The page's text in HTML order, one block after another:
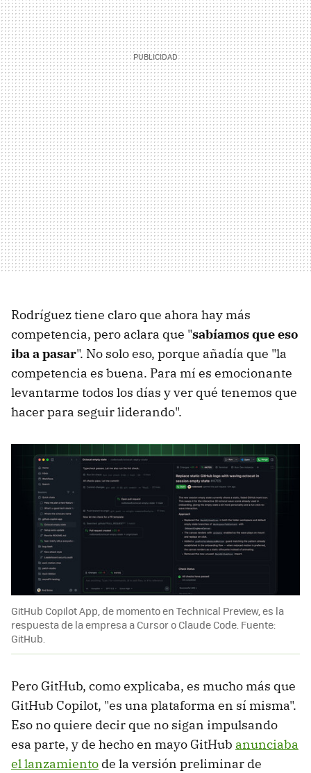
Rodríguez tiene claro que ahora hay más
competencia, pero aclara que "sabíamos que eso
iba a pasar". No solo eso, porque añadía que "la
competencia es buena. Para mí es emocionante
levantarme todos los días y ver qué tenemos que
hacer para seguir liderando".
GitHub Copilot App, de momento en Technical Preview, es la
respuesta de la empresa a Cursor o Claude Code. Fuente:
GitHub.
Pero GitHub, como explicaba, es mucho más que
GitHub Copilot, "es una plataforma en sí misma".
Eso no quiere decir que no sigan impulsando
esa parte, y de hecho en mayo GitHub anunciaba
el lanzamiento de la versión preliminar de